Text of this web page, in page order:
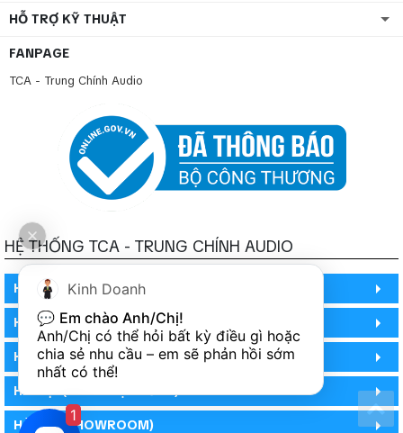
HỖ TRỢ KỸ THUẬT
FANPAGE
TCA - Trung Chính Audio
HỆ THỐNG TCA - TRUNG CHÍNH AUDIO
HỒ CHÍ MINH
HỒ CHÍ MINH
HỒ CHÍ MINH (PHÒNG BẢO HÀNH)
HÀ NỘI (DEMO HỆ THỐNG)
HÀ NỘI (SHOWROOM)
Kinh Doanh
💬 Em chào Anh/Chị!
Anh/Chị có thể hỏi bất kỳ điều gì hoặc
chia sẻ nhu cầu – em sẽ phản hồi sớm
nhất có thể!
1